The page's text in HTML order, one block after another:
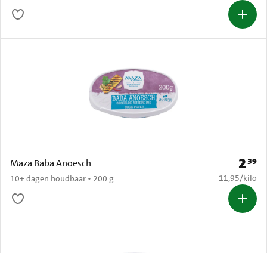
Maza Baba Anoesch
10+ dagen houdbaar • 200 g
Prijs:
239
€ 11,95 per
11,95/kilo